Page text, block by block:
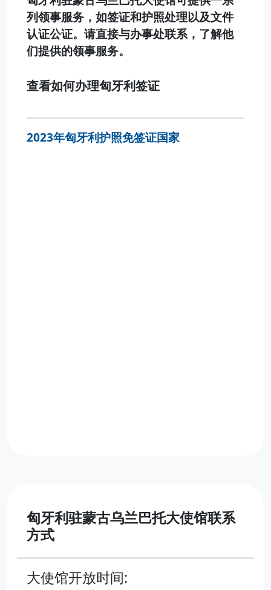
列领事服务，如签证和护照处理以及文件
认证公证。请直接与办事处联系，了解他
们提供的领事服务。
查看如何办理匈牙利签证
2023年匈牙利护照免签证国家
匈牙利驻蒙古乌兰巴托大使馆联系
方式
大使馆开放时间: